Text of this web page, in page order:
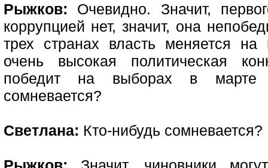
Рыжков: Очевидно. Значит,
коррупцией нет, значит, она
трех странах власть меняется
очень высокая политическая
победит на выборах в марте
сомневается?
Светлана: Кто-нибудь